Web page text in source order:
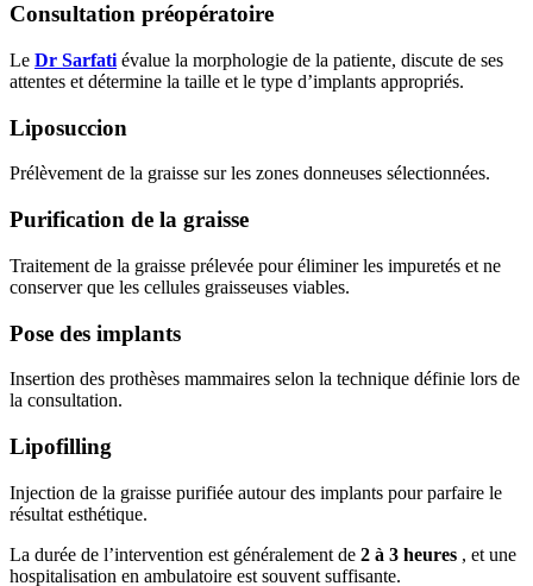
Consultation préopératoire
Le Dr Sarfati évalue la morphologie de la patiente, discute de ses
attentes et détermine la taille et le type d’implants appropriés.
Liposuccion
Prélèvement de la graisse sur les zones donneuses sélectionnées.​
Purification de la graisse
Traitement de la graisse prélevée pour éliminer les impuretés et ne
conserver que les cellules graisseuses viables.​
Pose des implants
Insertion des prothèses mammaires selon la technique définie lors de
la consultation.​
Lipofilling
Injection de la graisse purifiée autour des implants pour parfaire le
résultat esthétique.
La durée de l’intervention est généralement de 2 à 3 heures , et une
hospitalisation en ambulatoire est souvent suffisante. ​